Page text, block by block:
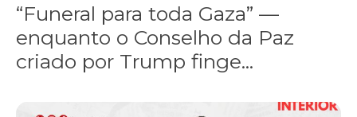
“Funeral para toda Gaza” —
enquanto o Conselho da Paz
criado por Trump finge...
Assinada nova CCT de jornais e revistas do interior